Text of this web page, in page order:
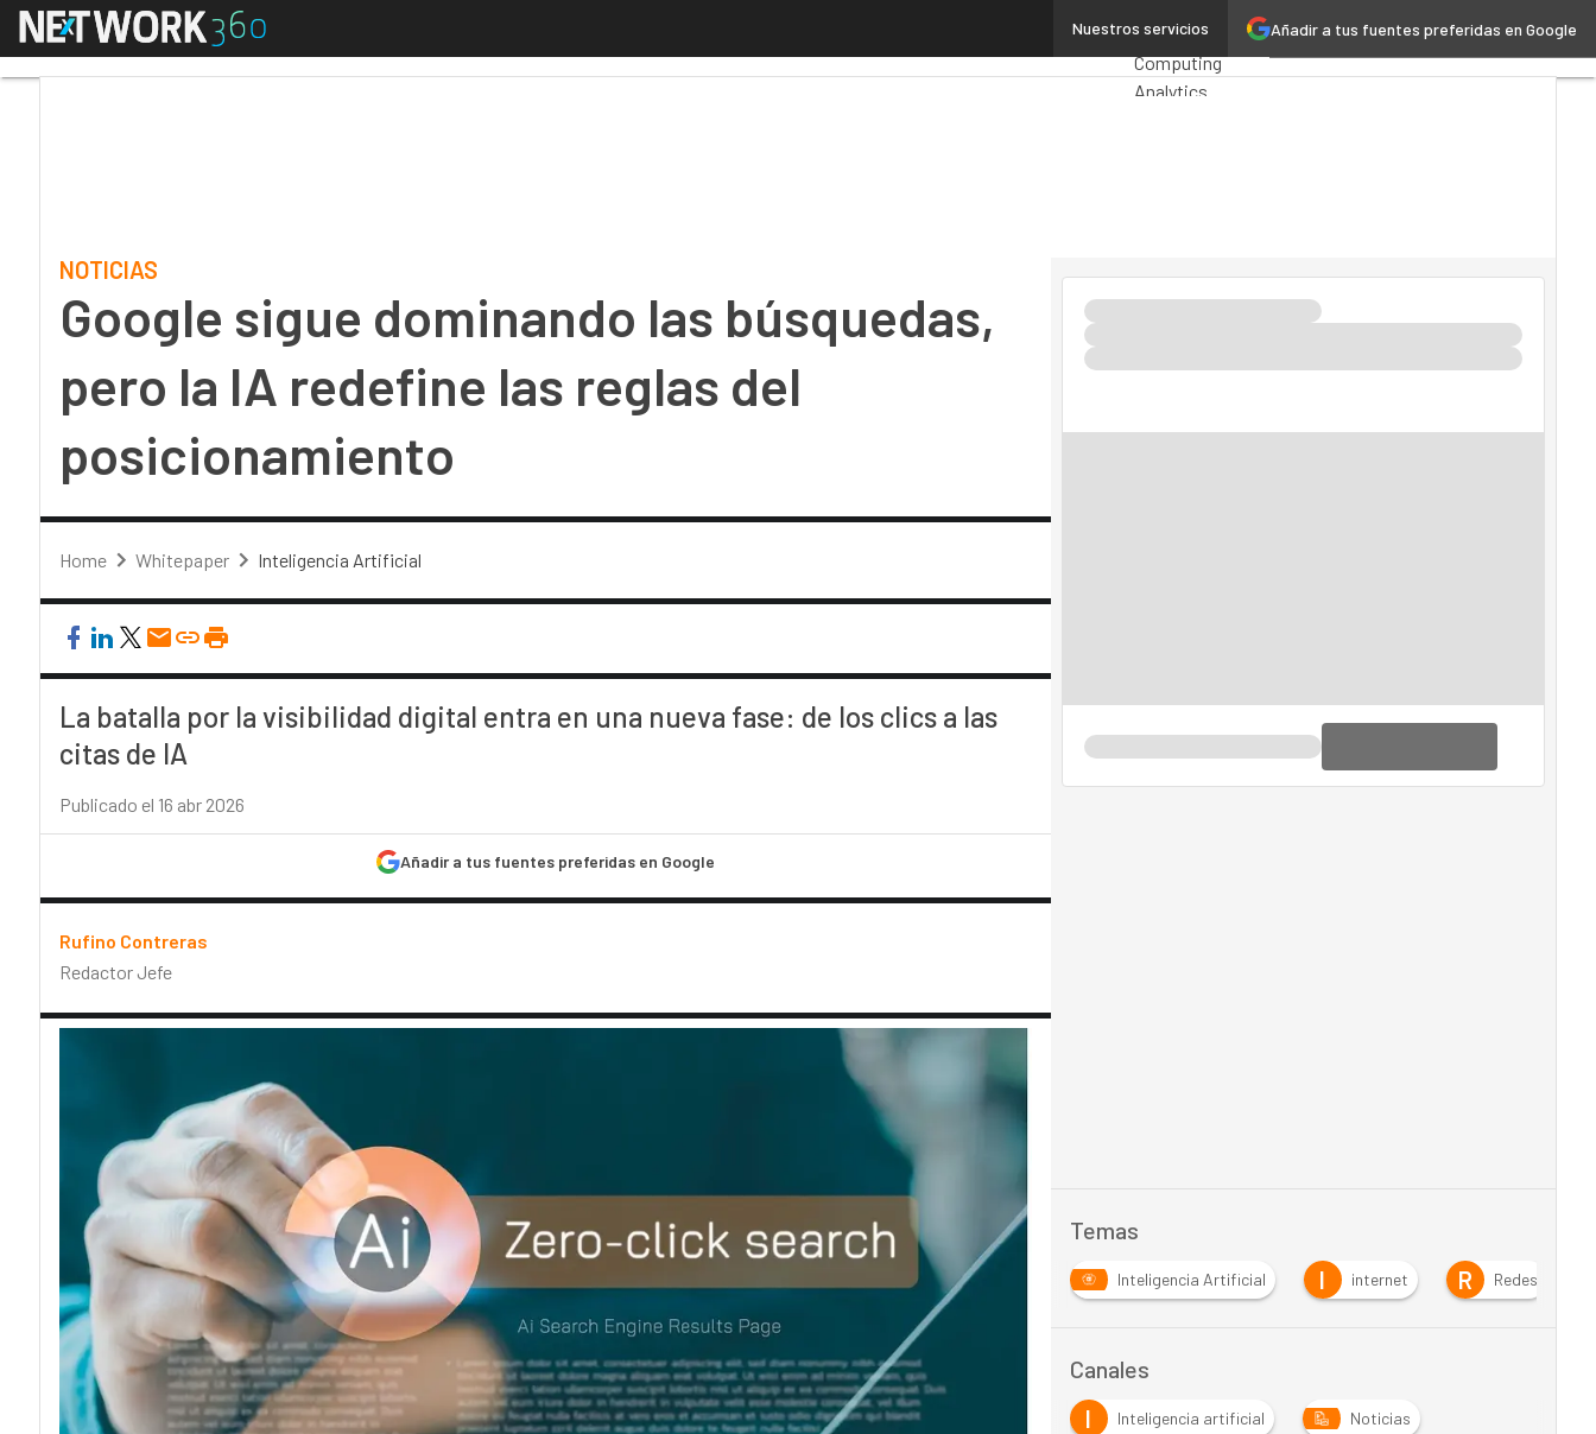
Añadir a tus fuentes preferidas en Google
Nuestros servicios
Menú Google sigue dominando las búsquedas, pero la IA redefine las reglas del posicionamientoPremios
Computing
Analytics
NOTICIAS
Google sigue dominando las búsquedas,
pero la IA redefine las reglas del
posicionamiento
Home Whitepaper Inteligencia Artificial
La batalla por la visibilidad digital entra en una nueva fase: de los clics a las
citas de IA
Publicado el 16 abr 2026
Añadir a tus fuentes preferidas en Google
Rufino Contreras
Redactor Jefe
Temas
B
Inteligencia Artificial I internet R Redes
Canales
I
Inteligencia artificial Noticias